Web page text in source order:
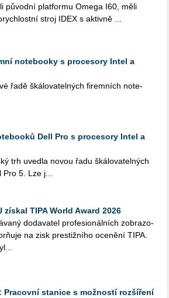
pů­vod­ní plat­for­mu Omega I60, měli
stroj IDEX s ak­tiv­ně ...
notebooky s procesory Intel a
řadě šká­lo­va­tel­ných fi­rem­ních no­te­
Dell Pro s procesory Intel a
trh uved­la novou řadu šká­lo­va­tel­ných
5. Lze j...
získal TIPA World Award 2026
do­da­va­tel pro­fe­si­o­nál­ních zob­ra­zo­
na zisk pres­tiž­ní­ho oce­ně­ní TIPA.
Pracovní stanice s možností rozšíření